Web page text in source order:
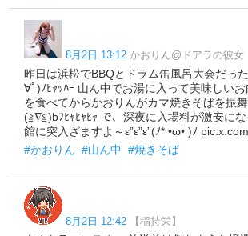
8月2日 13:12 かおりん@ドアラの彼女
昨日は浜松でBBQとドラム缶風呂大会だっ
∀ﾟ)ﾉﾋｬｯﾊｰ 山ん中でお湯に入って美味しい
を食べてからかおりんがカマ焼きそばを振
(≧∇≦)bﾌﾋｬﾋｬﾋｬ で、深夜に入場料が激安に
館に突入ざますよ～ε”ε”ε”(ﾉ* •ω• )ﾉ
#かおりん #山ん中 #焼きそば
8月2日 12:42 【稲持栄】